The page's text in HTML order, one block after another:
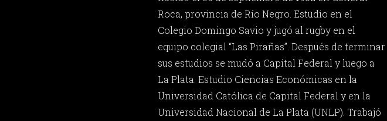
Roca, provincia de Río Negro. Estudio en el
Colegio Domingo Savio y jugó al rugby en el
equipo colegial “Las Pirañas”. Después de terminar
sus estudios se mudó a Capital Federal y luego a
La Plata. Estudio Ciencias Económicas en la
Universidad Católica de Capital Federal y en la
Universidad Nacional de La Plata (UNLP). Trabajó